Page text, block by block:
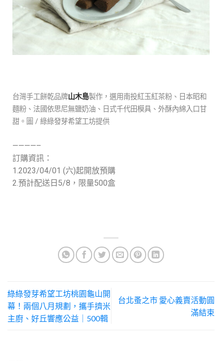
台灣手工餅乾品牌山木島製作，選用南投紅玉紅茶粉、日本昭和
麵粉、法國依思尼無鹽奶油、日式千代田模具、外酥內綿入口甘
甜。圖 / 綠綠發芽希望工坊提供
————–
訂購資訊：
1.2023/04/01 (六)起開放預購
2.預計配送日5/8，限量500盒
綠綠發芽希望工坊桃園龜山開
幕！兩個八月規劃，攜手擠米
主廚、好丘響應公益｜500輯
台北蚤之市 愛心義賣活動圓
滿結束